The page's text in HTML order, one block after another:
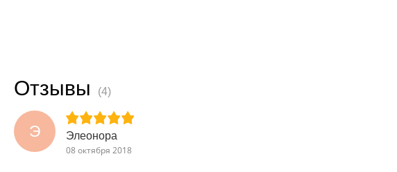
Отзывы (4)
Э
Элеонора
08 октября 2018